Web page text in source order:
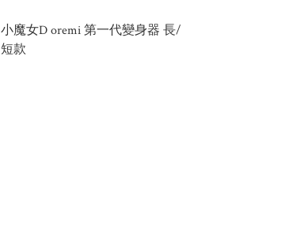
小魔女D oremi 第一代變身器 長/
短款